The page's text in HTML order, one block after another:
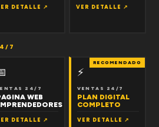
DETALLE ↗ VER DETALLE ↗
7
24/7
WEB
DETALLE ↗
RECOMENDADO
⚡
VENTAS 24/7
PLAN DIGITAL
COMPLETO
VER DETALLE ↗